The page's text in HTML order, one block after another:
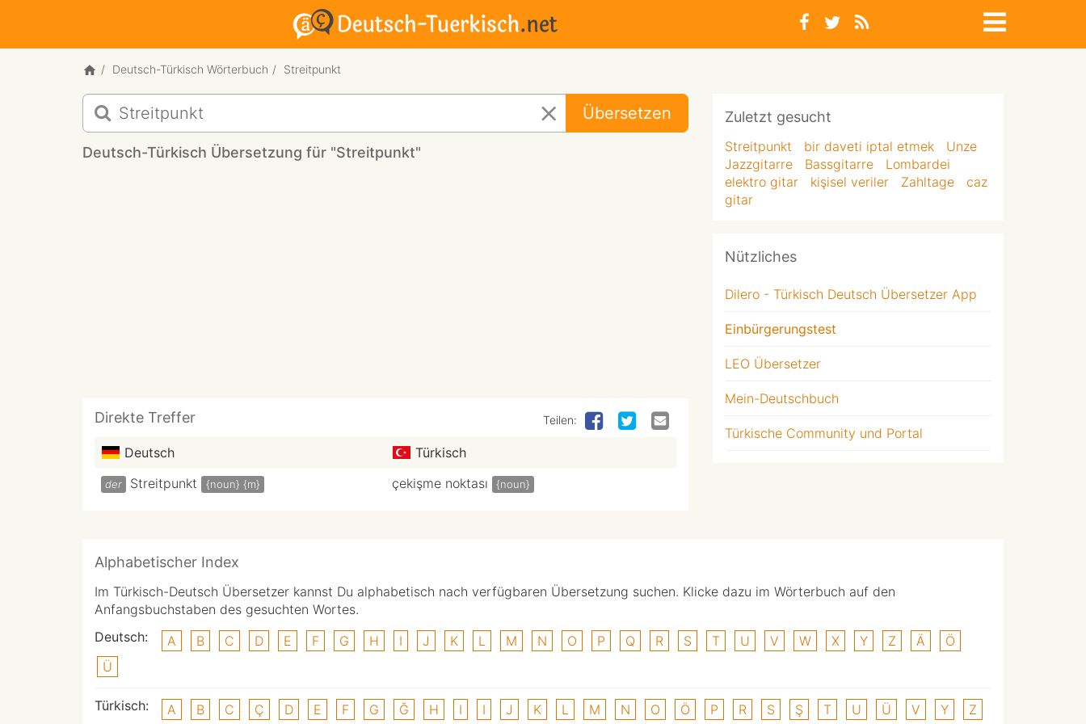
Deutsch-Türkisch Wörterbuch Streitpunkt
Deutsch-
Türkisch
Übersetzung
für
Übersetzen
Deutsch-Türkisch Übersetzung für "Streitpunkt"
Direkte Treffer Teilen:
Deutsch Türkisch
der Streitpunkt {noun} {m} çekişme noktası {noun}
Zuletzt gesucht
Streitpunkt bir daveti iptal etmek
Unze
Jazzgitarre
Bassgitarre
Lombardei
elektro gitar
kişisel veriler Zahltage
caz
gitar
Nützliches
Dilero - Türkisch Deutsch Übersetzer App
Einbürgerungstest
LEO Übersetzer
Mein-Deutschbuch
Türkische Community und Portal
Alphabetischer Index
Im Türkisch-Deutsch Übersetzer kannst Du alphabetisch nach verfügbaren Übersetzung suchen. Klicke dazu im Wörterbuch auf den
Anfangsbuchstaben des gesuchten Wortes.
Deutsch:
A B C D E F G H I J K L M N O P Q R S T U V W X Y Z Ä
Ö
Ü
Türkisch: A B C Ç D E F G Ğ H I I J K L M N O Ö P R S Ş T U Ü V Y Z